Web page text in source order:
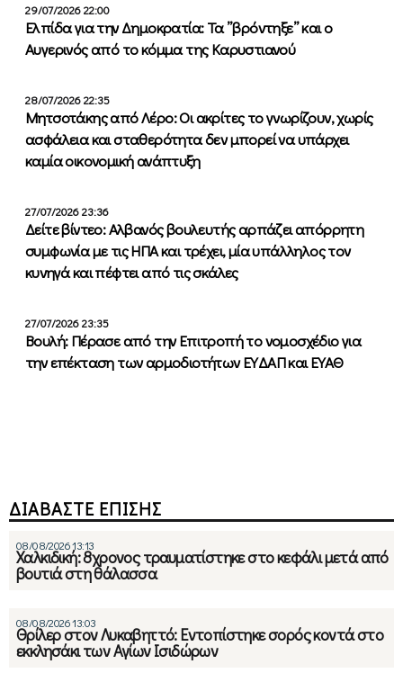
29/07/2026 22:00
Ελπίδα για την Δημοκρατία: Τα ”βρόντηξε” και ο
Αυγερινός από το κόμμα της Καρυστιανού
28/07/2026 22:35
Μητσοτάκης από Λέρο: Οι ακρίτες το γνωρίζουν, χωρίς
ασφάλεια και σταθερότητα δεν μπορεί να υπάρχει
καμία οικονομική ανάπτυξη
27/07/2026 23:36
Δείτε βίντεο: Αλβανός βουλευτής αρπάζει απόρρητη
συμφωνία με τις ΗΠΑ και τρέχει, μία υπάλληλος τον
κυνηγά και πέφτει από τις σκάλες
27/07/2026 23:35
Βουλή: Πέρασε από την Επιτροπή το νομοσχέδιο για
την επέκταση των αρμοδιοτήτων ΕΥΔΑΠ και ΕΥΑΘ
ΔΙΑΒΑΣΤΕ ΕΠΙΣΗΣ
08/08/2026 13:13
Χαλκιδική: 8χρονος τραυματίστηκε στο κεφάλι μετά από
βουτιά στη θάλασσα
08/08/2026 13:03
Θρίλερ στον Λυκαβηττό: Εντοπίστηκε σορός κοντά στο
εκκλησάκι των Αγίων Ισιδώρων